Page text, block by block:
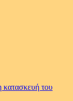
κατασκευή του